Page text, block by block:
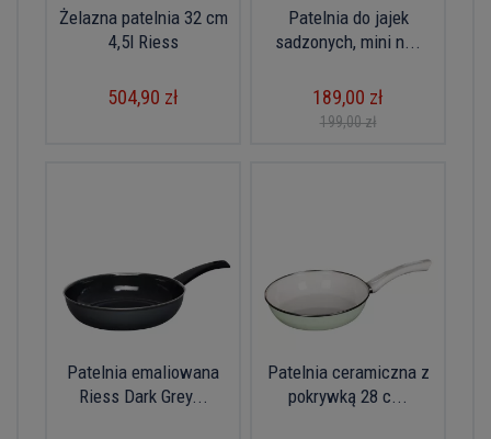
Żelazna patelnia 32 cm
4,5l Riess
504,90 zł
Patelnia do jajek
sadzonych, mini n...
189,00 zł
199,00 zł
Patelnia emaliowana
Riess Dark Grey...
Patelnia ceramiczna z
pokrywką 28 c...